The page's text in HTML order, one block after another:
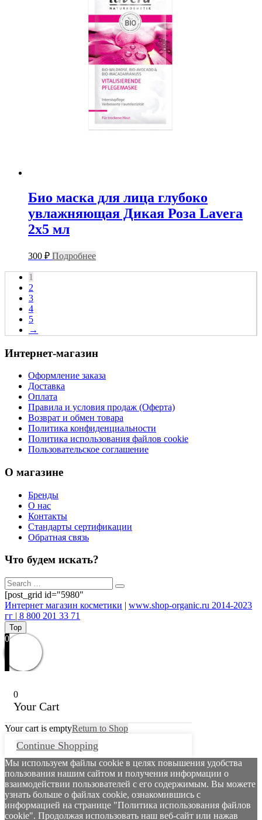
Био маска для лица глубоко
увлажняющая Дикая Роза Lavera
2х5 мл
300 ₽ Подробнее
1
2
3
4
5
→
Интернет-магазин
Оформление заказа
Доставка
Оплата
Правила и условия продаж (Оферта)
Возврат и обмен товара
Политика конфиденциальности
Политика использования файлов cookie
Пользовательское соглашение
О магазине
Бренды
О нас
Контакты
Стандарты сертификации
Обратная связь
Что будем искать?
[post_grid id="5980"
Интернет магазин косметики | www.shop-organic.ru 2014-2023
гг | 8 800 201 33 71
Top
0
0
Your Cart
Your cart is emptyReturn to Shop
Continue Shopping
Мы используем файлы cookie в целях повышения удобства
пользования нашим сайтом и получения информации о
взаимодействии пользователей с его содержимым. Вы можете
узнать больше о файлах cookie, ознакомившись с
информацией на странице "Политика использования файлов
cookie". Продолжая использовать наш веб-сайт или нажав